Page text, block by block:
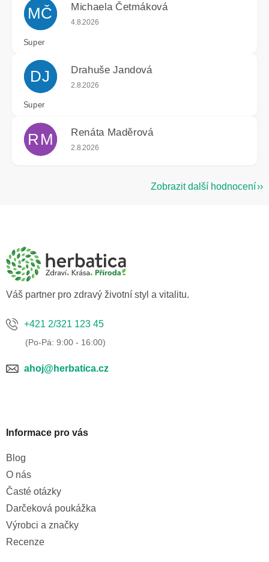
MČ Michaela Četmáková
Hodnocení obchodu je 5 z 5 hvězdiček.
4.8.2026
Super
DJ Drahuše Jandová
Hodnocení obchodu je 5 z 5 hvězdiček.
2.8.2026
Super
RM Renáta Maděrová
Hodnocení obchodu je 5 z 5 hvězdiček.
2.8.2026
Zobrazit další hodnocení
a
Váš partner pro zdravý životní styl a vitalitu.
+421 2/321 123 45
ahoj@herbatica.cz
Informace pro vás
Blog
O nás
Časté otázky
Darčeková poukážka
Výrobci a značky
Recenze